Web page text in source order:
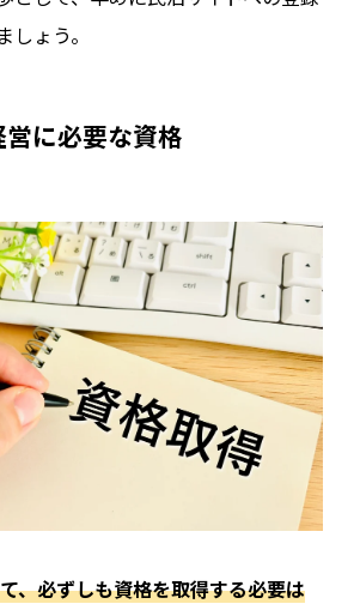
ょう。
に必要な資格
、必ずしも資格を取得する必要は